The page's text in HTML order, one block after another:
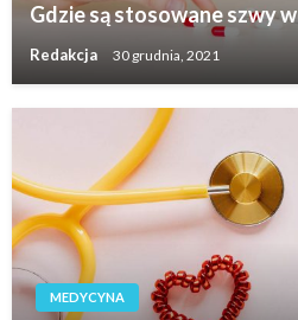
Gdzie są stosowane szwy
Redakcja 30 grudnia, 2021
MEDYCYNA